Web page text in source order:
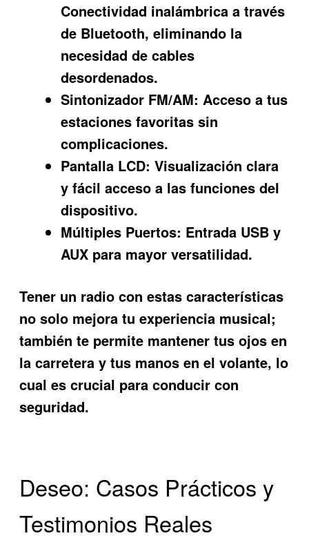
Conectividad inalámbrica a través
de Bluetooth, eliminando la
necesidad de cables
desordenados.
Sintonizador FM/AM: Acceso a tus
estaciones favoritas sin
complicaciones.
Pantalla LCD: Visualización clara
y fácil acceso a las funciones del
dispositivo.
Múltiples Puertos: Entrada USB y
AUX para mayor versatilidad.
Tener un radio con estas características
no solo mejora tu experiencia musical;
también te permite mantener tus ojos en
la carretera y tus manos en el volante, lo
cual es crucial para conducir con
seguridad.
Deseo: Casos Prácticos y
Testimonios Reales